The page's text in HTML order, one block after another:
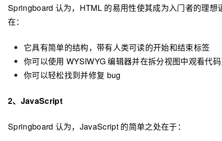
Springboard 认为， HTML 的易用性使其成为入门者的理
在：
它具有简单的结构，带有人类可读的开始和结束标签
你可以使用 WYSIWYG 编辑器并在拆分视图中观看代
你可以轻松找到并修复 bug
2、JavaScript
Springboard 认为，JavaScript 的简单之处在于：